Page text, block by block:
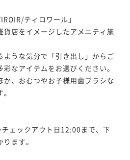
ティロワール」
貨店をイメージしたアメニティ施
ような気分で「引き出し」からご
なアイテムをお選びください。
か、おむつやお子様用歯ブラシな
ェックアウト日12:00まで、下
ます。